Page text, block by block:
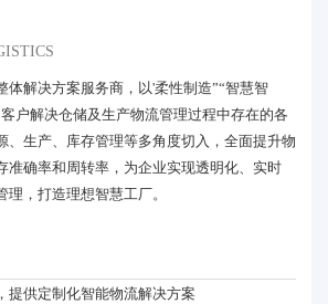
体解决方案服务商，以'柔性制造”“智慧智
客户解决仓储及生产物流管理过程中存在的各
、生产、库存管理等多角度切入，全面提升物
准确率和周转率，为企业实现透明化、实时
理，打造理想智慧工厂。
提供定制化智能物流解决方案